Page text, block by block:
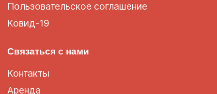
Пользовательское соглашение
Ковид-19
Связаться с нами
Контакты
Аренда